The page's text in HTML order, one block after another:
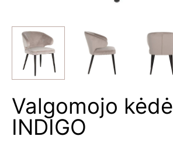
Valgomojo kėdė
INDIGO